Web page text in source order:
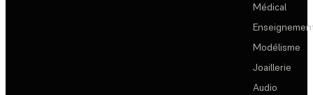
Médical
Modélisme
Joaillerie
Audio